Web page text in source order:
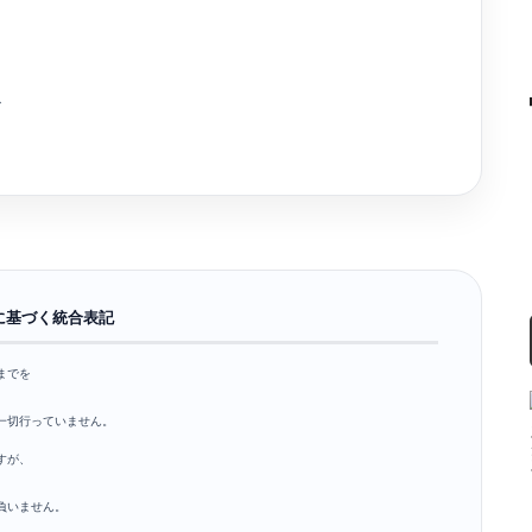
基づく統合表記
でを
行っていません。
、
ません。